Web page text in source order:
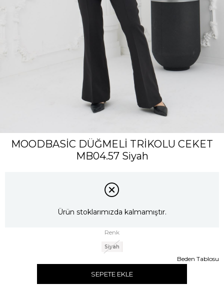
MOODBASİC DÜĞMELİ TRİKOLU CEKET
MB04.57 Siyah
Ürün stoklarımızda kalmamıştır.
Renk
Siyah
Beden Tablosu
SEPETE EKLE